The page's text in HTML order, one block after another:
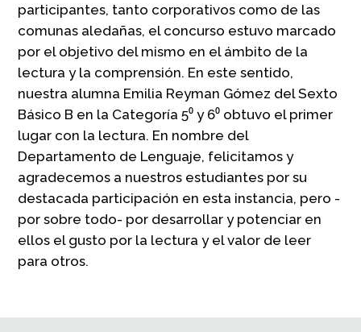
participantes, tanto corporativos como de las
comunas aledañas, el concurso estuvo marcado
por el objetivo del mismo en el ámbito de la
lectura y la comprensión. En este sentido,
nuestra alumna Emilia Reyman Gómez del Sexto
Básico B en la Categoría 5⁰ y 6⁰ obtuvo el primer
lugar con la lectura. En nombre del
Departamento de Lenguaje, felicitamos y
agradecemos a nuestros estudiantes por su
destacada participación en esta instancia, pero -
por sobre todo- por desarrollar y potenciar en
ellos el gusto por la lectura y el valor de leer
para otros.